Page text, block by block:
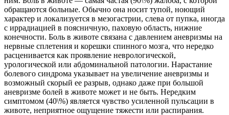
обращаются больные. Обычно она носит тупой, ноющий
характер и локализуется в мезогастрии, слева от пупка, иногда
с иррадиацией в поясничную, паховую область, нижние
конечности. Боль в животе связана с давлением аневризмы на
нервные сплетения и корешки спинного мозга, что нередко
расценивается как проявление неврологической,
урологической или абдоминальной патологии. Нарастание
болевого синдрома указывает на увеличение аневризмы и
возможный скорый ее разрыв, однако даже при большой
аневризме болей в животе может и не быть. Нередким
симптомом (40\%) является чувство усиленной пульсации в
животе, неприятное ощущение тяжести или распирания.